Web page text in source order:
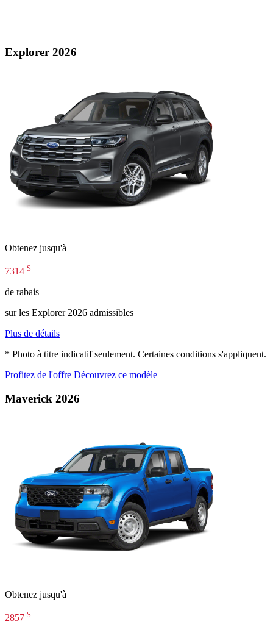
Explorer 2026
Obtenez jusqu'à
7314 $
de rabais
sur les Explorer 2026 admissibles
Plus de détails
* Photo à titre indicatif seulement. Certaines conditions s'appliquent.
Profitez de l'offre Découvrez ce modèle
Maverick 2026
Obtenez jusqu'à
2857 $